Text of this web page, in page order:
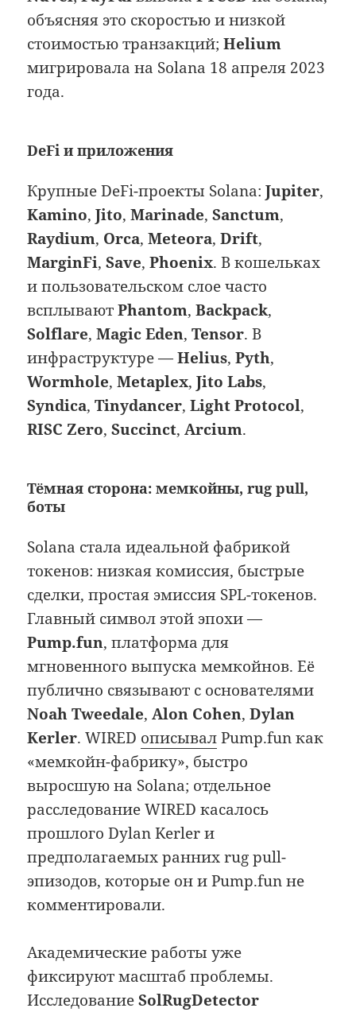
объясняя это скоростью и низкой
стоимостью транзакций;Helium
мигрировала на Solana 18 апреля 2023
года.
DeFi и приложения
Крупные DeFi-проекты Solana:Jupiter,
Kamino,Jito,Marinade,Sanctum,
Raydium, Orca,Meteora,Drift,
MarginFi,Save,Phoenix. В кошельках
и пользовательском слое часто
всплываютPhantom,Backpack,
Solflare,Magic Eden,Tensor. В
инфраструктуре —Helius,Pyth,
Wormhole,Metaplex,Jito Labs,
Syndica,Tinydancer,Light Protocol,
RISC Zero,Succinct,Arcium.
Тёмная сторона: мемкойны, rug pull,
боты
Solana стала идеальной фабрикой
токенов: низкая комиссия, быстрые
сделки, простая эмиссия SPL-токенов.
Главный символ этой эпохи —
Pump.fun, платформа для
мгновенного выпуска мемкойнов. Её
публично связывают с основателями
Noah Tweedale,Alon Cohen,Dylan
Kerler. WIRED описывалPump.fun как
«мемкойн-фабрику», быстро
выросшую на Solana; отдельное
расследование WIRED касалось
прошлого Dylan Kerler и
предполагаемых ранних rug pull-
эпизодов, которые он и Pump.fun не
комментировали.
Академические работы уже
фиксируют масштаб проблемы.
ИсследованиеSolRugDetector